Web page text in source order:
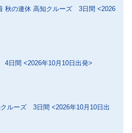
秋の連休 高知クルーズ 3日間 <2026
日間 <2026年10月10日出発>
ルーズ 3日間 <2026年10月10日出